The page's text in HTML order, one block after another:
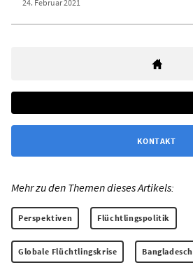
24. Februar 2021
KONTAKT
Mehr zu den Themen dieses Artikels:
Perspektiven Flüchtlingspolitik
Globale Flüchtlingskrise Bangladesch